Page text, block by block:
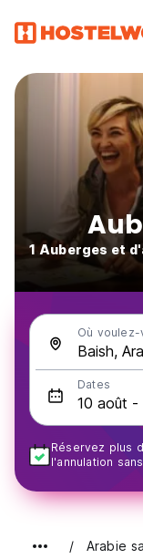
1 Auberges et
Où
Dates
Réservez plus
l'annulation
Arabie